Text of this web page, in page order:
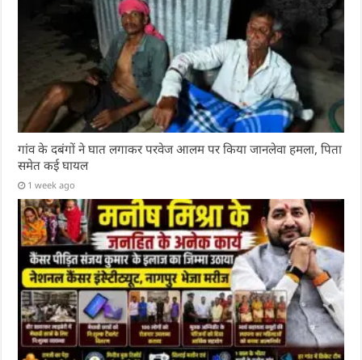
गांव के दबंगों ने घात लगाकर परवेज आलम पर किया जानलेवा हमला, पिता
समेत कई घायल
1 week ago